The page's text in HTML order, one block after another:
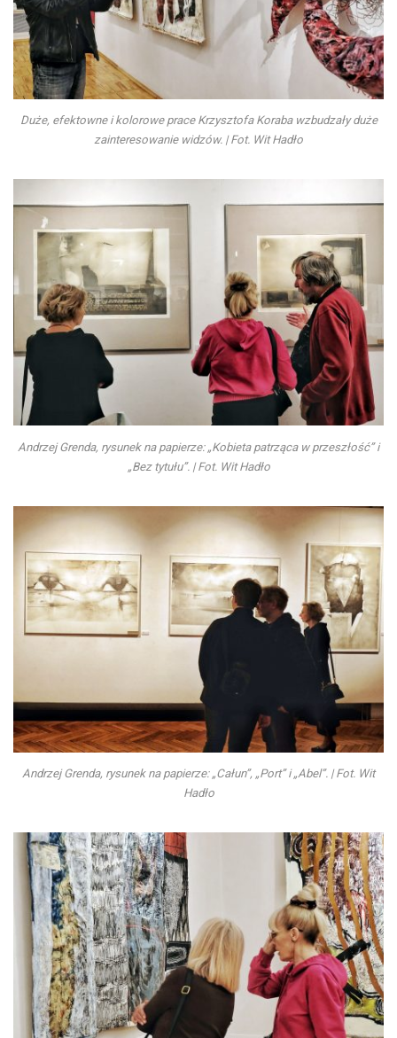
Duże, efektowne i kolorowe prace Krzysztofa Koraba wzbudzały duże
zainteresowanie widzów. | Fot. Wit Hadło
Andrzej Grenda, rysunek na papierze: „Kobieta patrząca w przeszłość” i
„Bez tytułu”. | Fot. Wit Hadło
Andrzej Grenda, rysunek na papierze: „Całun”, „Port” i „Abel”. | Fot. Wit
Hadło